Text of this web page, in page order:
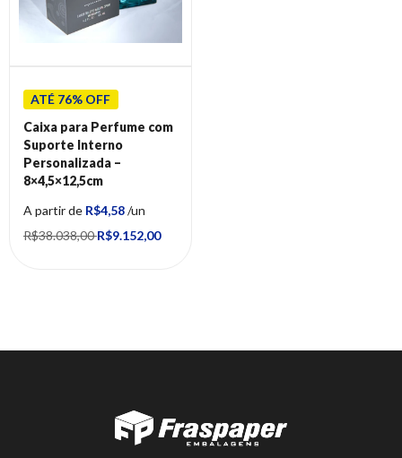
ATÉ 76% OFF
Caixa para Perfume com
Suporte Interno
Personalizada –
8×4,5×12,5cm
A partir de R$4,58/un
R$38.038,00R$9.152,00